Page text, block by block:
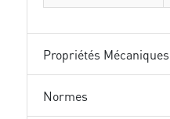
Propriétés Mécaniques
Normes